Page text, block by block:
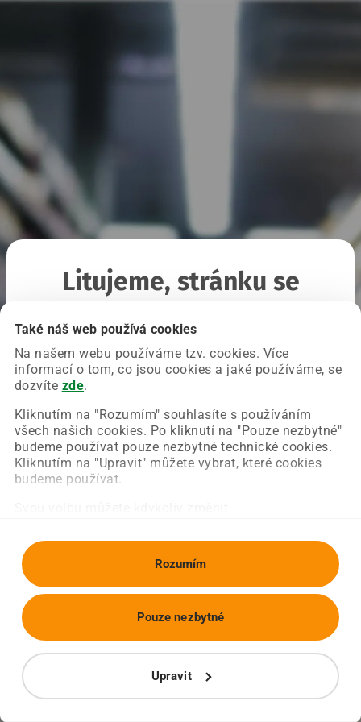
Také náš web používá cookies
Na našem webu používáme tzv. cookies. Více
informací o tom, co jsou cookies a jaké používáme, se
dozvíte zde.
Kliknutím na "Rozumím" souhlasíte s používáním
všech našich cookies. Po kliknutí na "Pouze nezbytné"
budeme používat pouze nezbytné technické cookies.
Kliknutím na "Upravit" můžete vybrat, které cookies
budeme používat.
Rozumím
Upravit
Pouze nezbytné
Litujeme, stránku se
Chyba nastala na naší straně a už ji opravujeme.
Zkuste prosím znovu načíst požadovanou stránku.
Obnovit stránku Úvodní strana